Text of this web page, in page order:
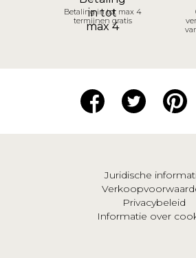
Betaling in tot max 4
termijnen gratis
Juridische
Privacybeleid
Informatie over